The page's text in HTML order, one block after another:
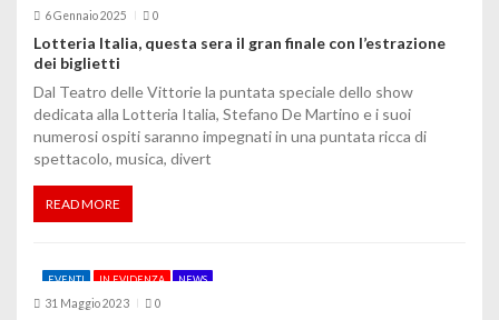
6 Gennaio 2025 0
Lotteria Italia, questa sera il gran finale con l’estrazione
dei biglietti
Dal Teatro delle Vittorie la puntata speciale dello show
dedicata alla Lotteria Italia, Stefano De Martino e i suoi
numerosi ospiti saranno impegnati in una puntata ricca di
spettacolo, musica, divert
READ MORE
EVENTI IN EVIDENZA NEWS
31 Maggio 2023 0